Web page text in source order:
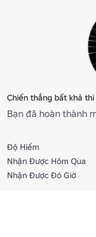
Chiến thắng bất khả thi
Bạn đã hoàn thành
Độ Hiếm
Nhận Được Hôm Qua
Nhận Được Đó Giờ